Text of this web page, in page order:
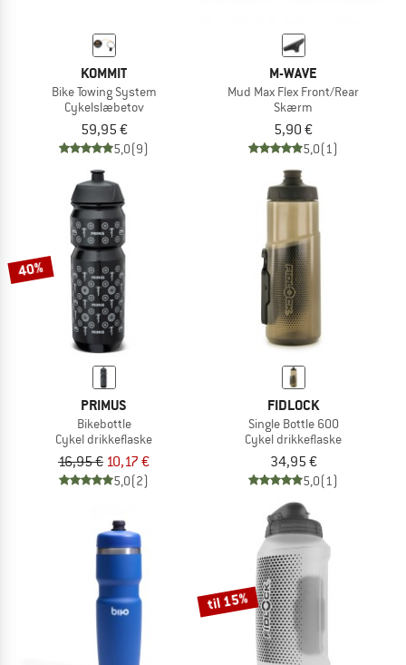
KOMMIT
Bike Towing System
Cykelslæbetov
59,95 €
5,0(9)
M-WAVE
Mud Max Flex Front/Rear
Skærm
5,90 €
5,0(1)
40%
PRIMUS
Bikebottle
Cykel drikkeflaske
16,95 € 10,17 €
5,0(2)
FIDLOCK
Single Bottle 600
Cykel drikkeflaske
34,95 €
5,0(1)
til 15%